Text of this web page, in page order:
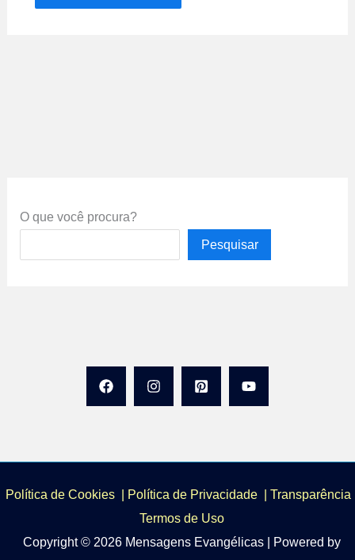
O que você procura?
Pesquisar
Política de Cookies | Política de Privacidade | Transparência
Termos de Uso
Copyright © 2026 Mensagens Evangélicas | Powered by